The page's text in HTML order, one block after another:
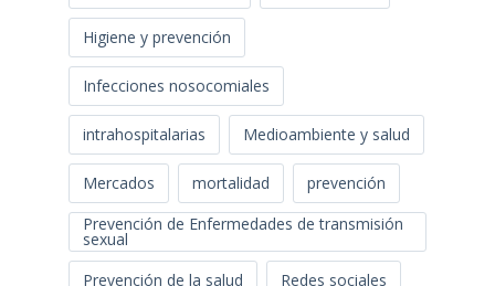
Higiene y prevención
Infecciones nosocomiales
intrahospitalarias Medioambiente y salud
Mercados mortalidad
prevención
Prevención de Enfermedades de transmisión
sexual
Prevención de la salud
Redes sociales